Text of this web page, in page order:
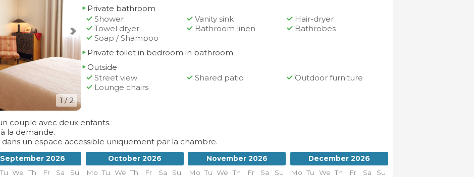
1/ 2
Private bathroom
Shower
Vanity sink
Hair-dryer
Towel dryer
Bathroom linen
Bathrobes
Soap / Shampoo
Private toilet in bedroom in bathroom
Outside
Street view
Shared patio
Outdoor furniture
Lounge chairs
couple avec deux enfants.
la demande.
un espace accessible uniquement par la chambre.
September 2026
Tu We Th Fr Sa
Su
October 2026
Mo Tu We Th Fr Sa
Su
November 2026
Mo Tu We Th Fr Sa
Su
December 2026
Mo Tu We Th Fr Sa
Su